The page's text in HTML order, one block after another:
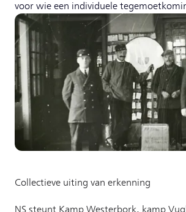
voor wie een individuele